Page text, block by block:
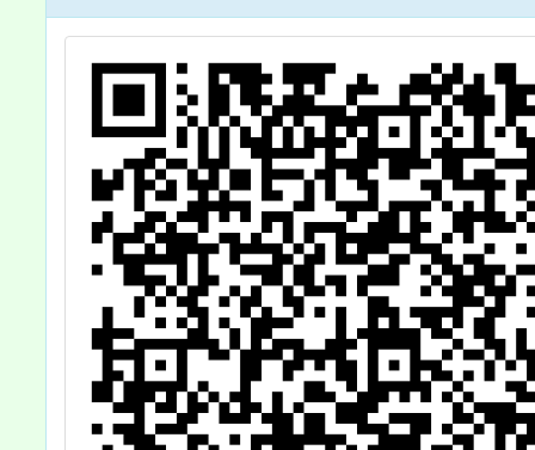
習」簡章，歡迎
報名。